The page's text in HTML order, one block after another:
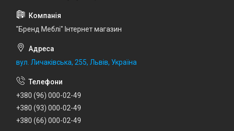
"Бренд Меблі" Інтернет магазин
вул. Личаківська, 255, Львів, Україна
+380 (96) 000-02-49
+380 (93) 000-02-49
+380 (66) 000-02-49